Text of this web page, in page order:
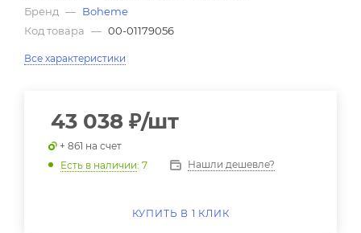
Бренд — Boheme
Код товара — 00-01179056
Все характеристики
43 038 ₽/шт
+ 861 на счет
Есть в наличии: 7 Нашли дешевле?
КУПИТЬ В 1 КЛИК